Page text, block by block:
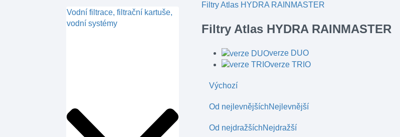
Vodní filtrace, filtrační kartuše,
vodní systémy
Filtry Atlas HYDRA RAINMASTER
Filtry Atlas HYDRA RAINMASTER
verze DUO
verze TRIO
Výchozí
Od nejlevnějšíchNejlevnější
Od nejdražšíchNejdražší